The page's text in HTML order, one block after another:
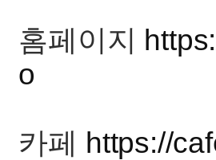
홈페이지
o
카페 https://